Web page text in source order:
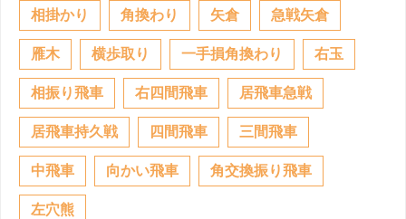
相掛かり 角換わり 矢倉 急戦矢倉
雁木 横歩取り 一手損角換わり 右玉
相振り飛車 右四間飛車 居飛車急戦
居飛車持久戦 四間飛車 三間飛車
中飛車 向かい飛車 角交換振り飛車
左穴熊